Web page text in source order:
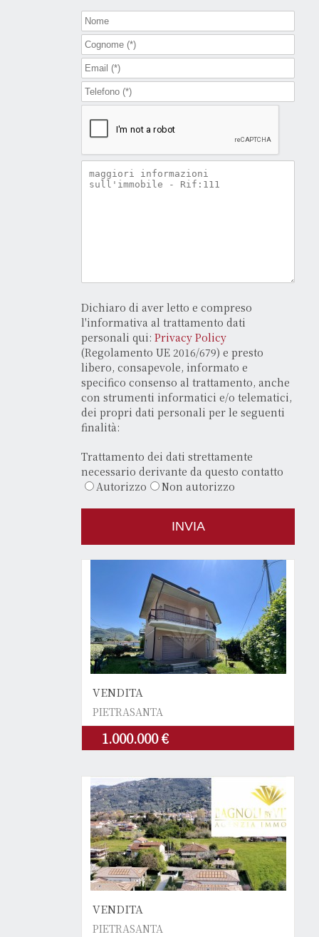
Dichiaro di aver letto e compreso
l'informativa al trattamento dati
personali qui: Privacy Policy
(Regolamento UE 2016/679) e presto
libero, consapevole, informato e
specifico consenso al trattamento, anche
con strumenti informatici e/o telematici,
dei propri dati personali per le seguenti
finalità:
Trattamento dei dati strettamente
necessario derivante da questo contatto
Autorizzo
Non autorizzo
VENDITA
PIETRASANTA
1.000.000 €
VENDITA
PIETRASANTA